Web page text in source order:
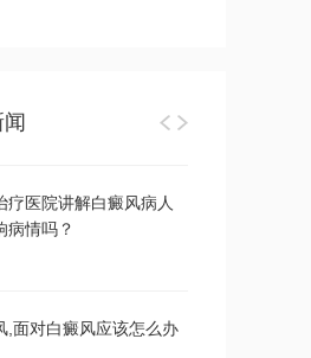
疗医院讲解白癜风病人
病情吗？
,面对白癜风应该怎么办